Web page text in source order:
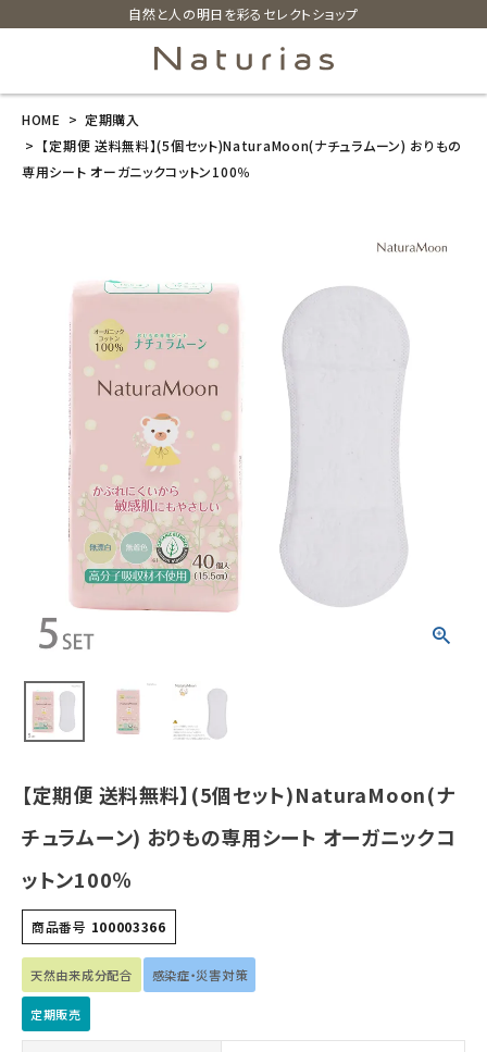
自然と人の明日を彩るセレクトショップ
search
【定期便 送料
無料】(5個セッ
ト)NaturaMoo
n(ナチュラムー
ン) おりもの専
用シート オー
ガニックコット
(税込)
ホーム
新商品
カテゴリーから探す
美容・コスメ・香水
衛生用品
フェムケア
インナー・下着・ナイトウェア
HOME
定期購入
【定期便 送料無料】(5個セット)NaturaMoon(ナチュラムーン) おりもの
専用シート オーガニックコットン100％
【定期便 送料無料】(5個セット)NaturaMoon(ナ
チュラムーン) おりもの専用シート オーガニックコ
ットン100％
商品番号 100003366
天然由来成分配合 感染症・災害対策
定期販売